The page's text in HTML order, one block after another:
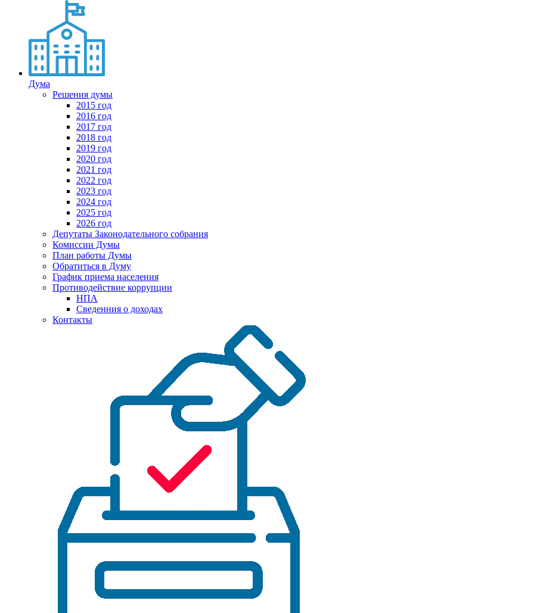
Дума
Решения думы
2015 год
2016 год
2017 год
2018 год
2019 год
2020 год
2021 год
2022 год
2023 год
2024 год
2025 год
2026 год
Депутаты Законодательного собрания
Комиссии Думы
План работы Думы
Обратиться в Думу
График приема населения
Противодействие коррупции
НПА
Сведенния о доходах
Контакты